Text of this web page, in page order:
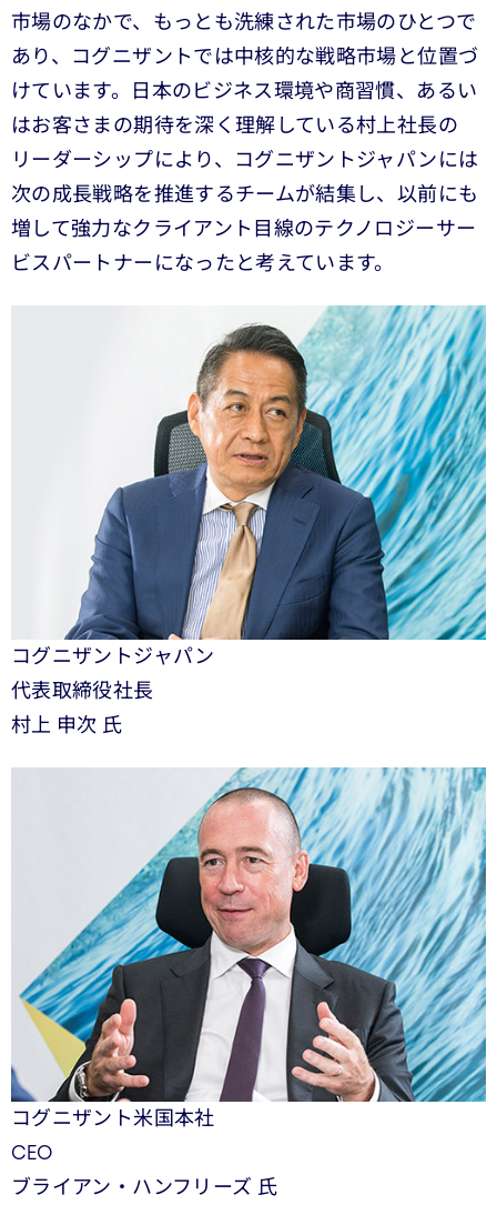
市場のなかで、もっとも洗練された市場のひとつで
あり、コグニザントでは中核的な戦略市場と位置づ
けています。日本のビジネス環境や商習慣、あるい
はお客さまの期待を深く理解している村上社長の
リーダーシップにより、コグニザントジャパンには
次の成長戦略を推進するチームが結集し、以前にも
増して強力なクライアント目線のテクノロジーサー
ビスパートナーになったと考えています。
コグニザントジャパン
代表取締役社長
村上 申次 氏
コグニザント米国本社
CEO
ブライアン・ハンフリーズ 氏